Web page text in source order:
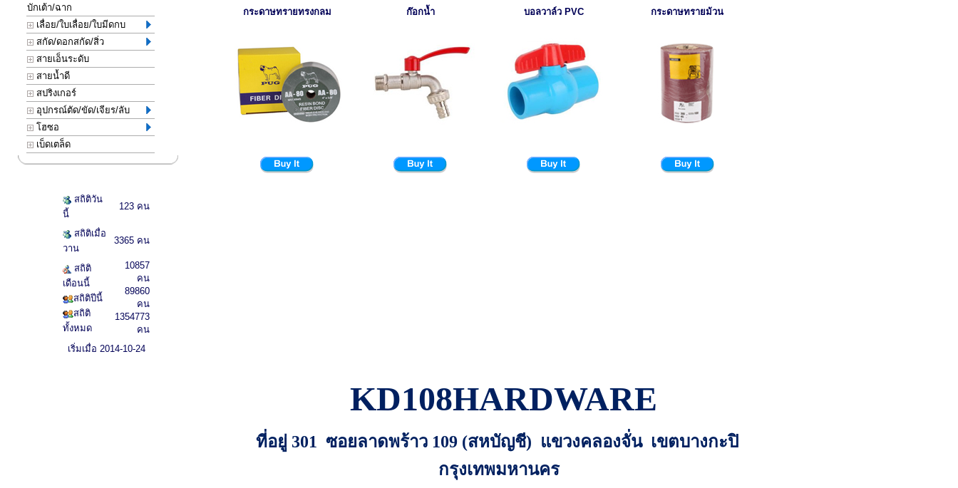
บักเต้า/ฉาก
เลื่อย/ใบเลื่อย/ใบมีดกบ
สกัด/ดอกสกัด/สิ่ว
สายเอ็นระดับ
สายน้ำดี
สปริงเกอร์
อุปกรณ์ตัด/ขัด/เจียร/ลับ
โฮซอ
เบ็ดเตล็ด
สถิติวัน
นี้
123 คน
สถิติเมื่อ
วาน
3365 คน
สถิติ
เดือนนี้
สถิติปีนี้
สถิติ
ทั้งหมด
10857
คน
89860
คน
1354773
คน
เริ่มเมื่อ 2014-10-24
กระดาษทรายทรงกลม ก๊อกน้ำ บอลวาล์ว PVC กระดาษทรายม้วน
KD108HARDWARE
ที่อยู่ 301 ซอยลาดพร้าว 109 (สหบัญชี) แขวงคลองจั่น เขตบางกะปิ
กรุงเทพมหานคร